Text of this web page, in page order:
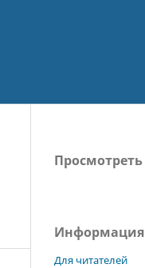
Просмотреть
Информация
Для читателей